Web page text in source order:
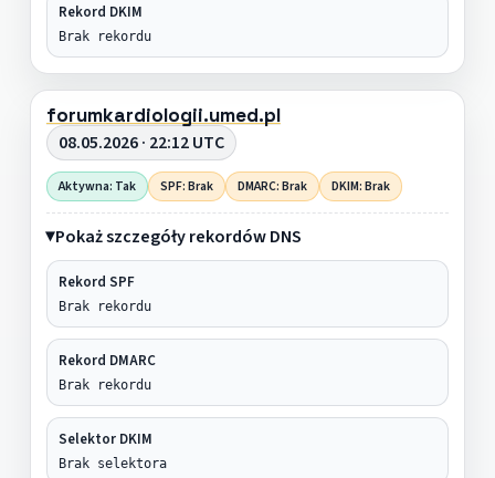
Rekord DKIM
Brak rekordu
forumkardiologii.umed.pl
08.05.2026 · 22:12 UTC
Aktywna: Tak SPF: Brak DMARC: Brak DKIM: Brak
Pokaż szczegóły rekordów DNS
Rekord SPF
Brak rekordu
Rekord DMARC
Brak rekordu
Selektor DKIM
Brak selektora